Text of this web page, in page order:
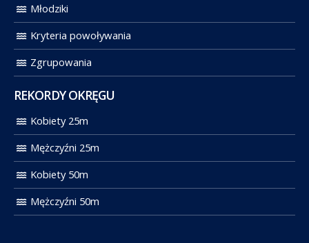
Młodziki
Kryteria powoływania
Zgrupowania
REKORDY OKRĘGU
Kobiety 25m
Mężczyźni 25m
Kobiety 50m
Mężczyźni 50m